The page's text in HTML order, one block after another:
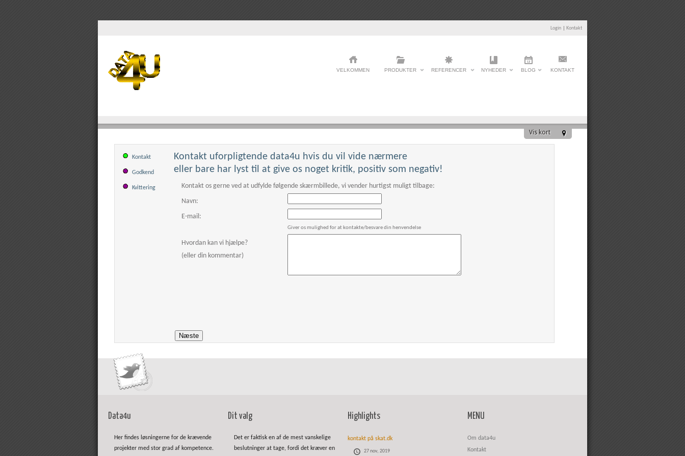
Login Kontakt
VELKOMMEN PRODUKTER REFERENCER NYHEDER BLOG KONTAKT
This page can't load Google Maps correctly.
Do you own this website? OK
Vis kort
Kontakt
Godkend
Kvittering
Kontakt uforpligtende data4u hvis du vil vide nærmere
eller bare har lyst til at give os noget kritik, positiv som negativ!
Kontakt os gerne ved at udfylde følgende skærmbillede, vi vender hurtigst muligt tilbage:
Navn:
E-mail:
Giver os mulighed for at kontakte/besvare din henvendelse
Hvordan kan vi hjælpe?
(eller din kommentar)
Data4u
Her findes løsningerne for de krævende
projekter med stor grad af kompetence.
Dit valg
Det er faktisk en af de mest vanskelige
beslutninger at tage, fordi det kræver en
Highlights
kontakt på skat.dk
27 nov, 2019
MENU
Om data4u
Kontakt